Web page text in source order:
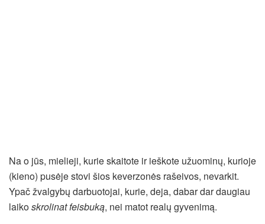
Na o jūs, mielieji, kurie skaitote ir ieškote užuominų, kurioje
(kieno) pusėje stovi šios keverzonės rašeivos, nevarkit.
Ypač žvalgybų darbuotojai, kurie, deja, dabar dar daugiau
laikoskrolinat feisbuką, nei matot realų gyvenimą.